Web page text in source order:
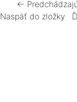
←
Naspäť do zložky